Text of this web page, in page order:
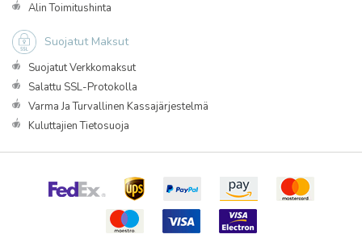
Alin Toimitushinta
Suojatut Maksut
Suojatut Verkkomaksut
Salattu SSL-Protokolla
Varma Ja Turvallinen Kassajärjestelmä
Kuluttajien Tietosuoja